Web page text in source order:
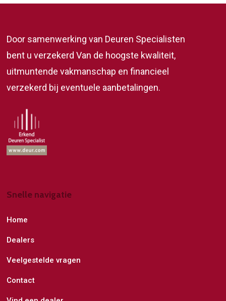
Door samenwerking van Deuren Specialisten
bent u verzekerd Van de hoogste kwaliteit,
uitmuntende vakmanschap en financieel
verzekerd bij eventuele aanbetalingen.
Snelle navigatie
Home
Dealers
Veelgestelde vragen
Contact